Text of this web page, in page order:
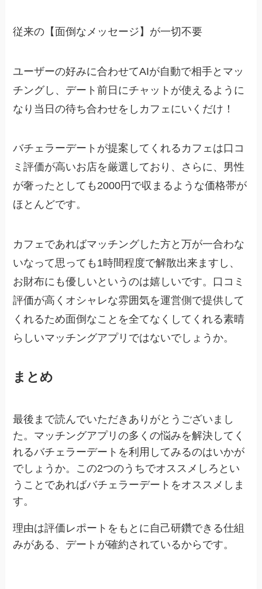
従来の 【面倒なメッセージ】が一切不要
ユーザーの好みに合わせてAIが自動で相手とマッ
チングし、 デート前日にチャットが使えるように
なり当日の待ち合わせをしカフェにいくだけ！
バチェラーデートが提案 してくれるカフェは口コ
ミ評価が高いお店を厳選しており、さらに、 男性
が奢ったとしても2000円 で収まるような価格帯が
ほとんどです。
カフェであればマッチングした方と万が一合わな
いなって思っても 1時間程度で解散出来ますし、
お財布にも優しいというのは嬉しいです。 口コミ
評価が高くオシャレな雰囲気を運営側で提供して
くれるため面倒なことを全てなくしてくれる素晴
らしいマッチングアプリではないでしょうか。
まとめ
最後まで読んでいただきありがとうございまし
た。マッチングアプリの多くの悩みを解決してく
れるバチェラーデートを利用してみるのはいかが
でしょうか。この2つのうちでオススメしろとい
うことであればバチェラーデートをオススメしま
す。
理由は評価レポートをもとに自己研鑽できる仕組
みがある、デートが確約されているからです。